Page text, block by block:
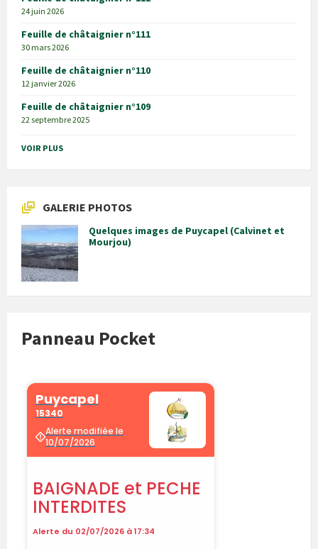
24 juin 2026
Feuille de châtaignier n°111
30 mars 2026
Feuille de châtaignier n°110
12 janvier 2026
Feuille de châtaignier n°109
22 septembre 2025
VOIR PLUS
GALERIE PHOTOS
Quelques images de Puycapel (Calvinet et
Mourjou)
Panneau Pocket